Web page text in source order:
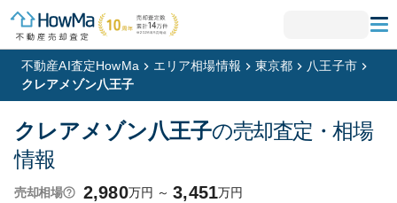
不動産AI査定HowMa エリア相場情報 東京都
八王子市
クレアメゾン八王子
クレアメゾン八王子の売却査定・相場
情報
売却相場 2,980万円 ～ 3,451万円